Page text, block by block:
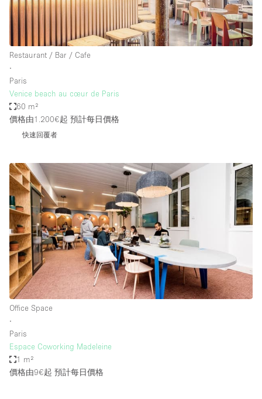
Restaurant / Bar / Cafe
∙
Paris
Venice beach au cœur de Paris
60 m²
價格由1.200€起 預計每日價格
快速回覆者
Office Space
∙
Paris
Espace Coworking Madeleine
1 m²
價格由9€起 預計每日價格